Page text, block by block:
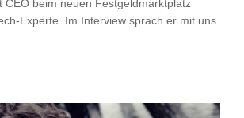
CEO beim neuen Festgeldmarktplatz
Experte. Im Interview sprach er mit uns